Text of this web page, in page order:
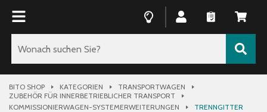
BITO SHOP KATEGORIEN
TRANSPORTWAGEN
ZUBEHÖR FÜR INNERBETRIEBLICHER TRANSPORT
KOMMISSIONIERWAGEN-SYSTEMERWEITERUNGEN
TRENNGITTER